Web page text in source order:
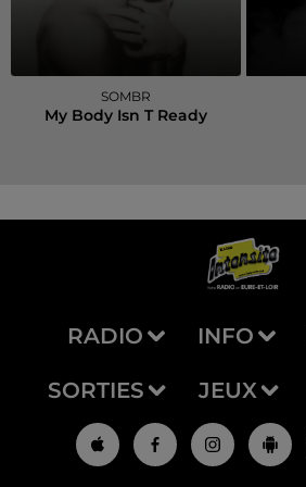
SOMBR
My Body Isn T Ready
RADIO INFO
SORTIES JEUX